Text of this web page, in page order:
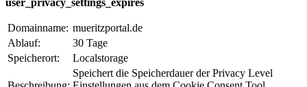
Domainname: mueritzportal.de
Ablauf:
30 Tage
Speicherort:
Localstorage
Speichert die Speicherdauer der Privacy Level